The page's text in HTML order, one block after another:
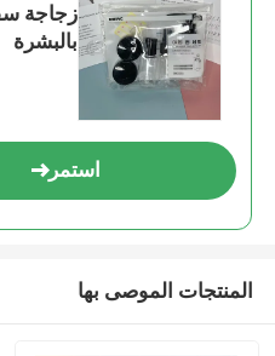
زجاجة
بالبشرة
استمر
المنتجات الموصى بها